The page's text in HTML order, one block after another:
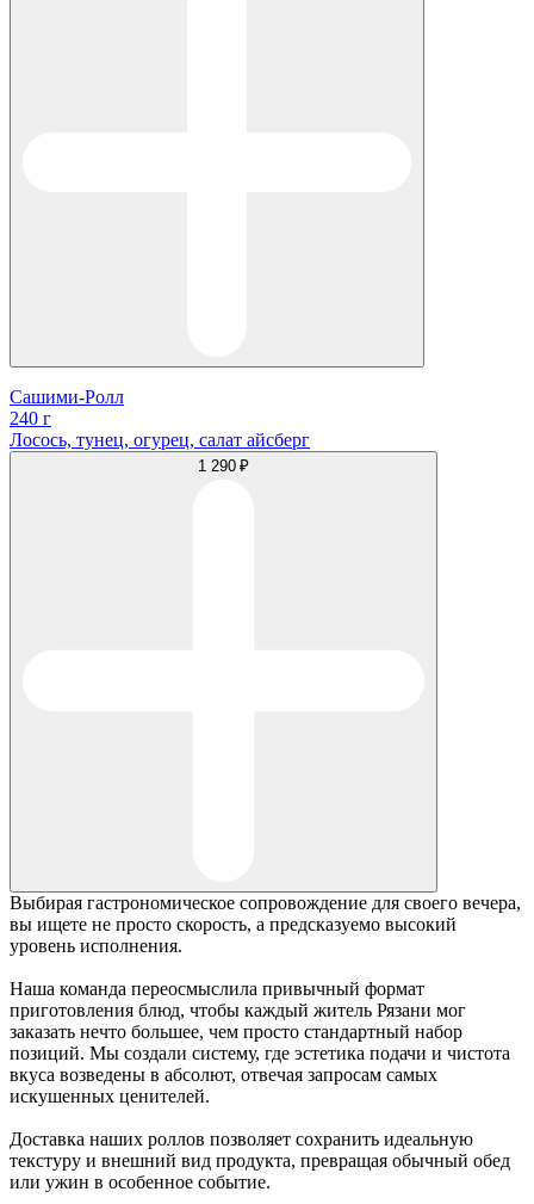
Сашими-Ролл
240 г
Лосось, тунец, огурец, салат айсберг
1 290 ₽
Выбирая гастрономическое сопровождение для своего вечера,
вы ищете не просто скорость, а предсказуемо высокий
уровень исполнения.
Наша команда переосмыслила привычный формат
приготовления блюд, чтобы каждый житель Рязани мог
заказать нечто большее, чем просто стандартный набор
позиций. Мы создали систему, где эстетика подачи и чистота
вкуса возведены в абсолют, отвечая запросам самых
искушенных ценителей.
Доставка наших роллов позволяет сохранить идеальную
текстуру и внешний вид продукта, превращая обычный обед
или ужин в особенное событие.